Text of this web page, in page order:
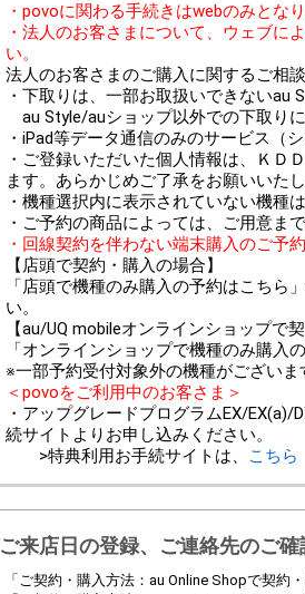
・povoに関わる手続きはwebのみとな
・法人のお客さまについて、ウェブに
い。
法人のお客さまのご購入に関するご相
・下取りは、一部お取扱いできないau
au Style/auショップ以外での下取り
・iPad等データ通信のみのサービス（
・ご登録いただいた個人情報は、ＫＤ
ます。あらかじめご了承をお願いいたし
・機種選択内に表示されていない機種
・ご予約の商品によっては、ご用意ま
・回線契約を伴わない端末購入のご予
【店頭で契約・購入の場合】
「店頭で機種のみ購入の予約はこち
い。
【au/UQ mobileオンラインショップで
「オンラインショップで機種のみ購入
※一部予約受付対象外の機種がございま
＜povoをご利用中のお客さま＞
・アップグレードプログラムEX/
続サイトよりお申し込みください。
>特典利用お手続サイトは、
こちら
ご来店日の登録、ご連絡先のご
「ご契約・購入方法：au Online Shopで契約